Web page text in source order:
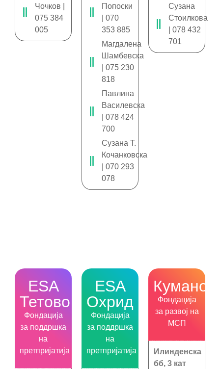
Чочков |
075 384
005
Попоски
| 070
353 885
Магдалена
Шамбевска
| 075 230
818
Павлина
Василевска
| 078 424
700
Сузана T.
Кочанковскa
| 070 293
078
Сузана
Стоилкова
| 078 432
701
ESA
Тетово
Фондација
за поддршка
на
претпријатија
ESA
Охрид
Фондација
за поддршка
на
претпријатија
Фондација
за развој на
МСП
Илинденска
бб, 3 кат